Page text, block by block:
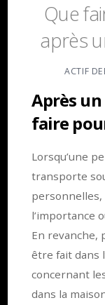
Que
après
ACTIF
Après un
faire
Lorsqu’une
transporte
personnelles,
l’importance
En revanche,
être fait dans
concernant
dans la